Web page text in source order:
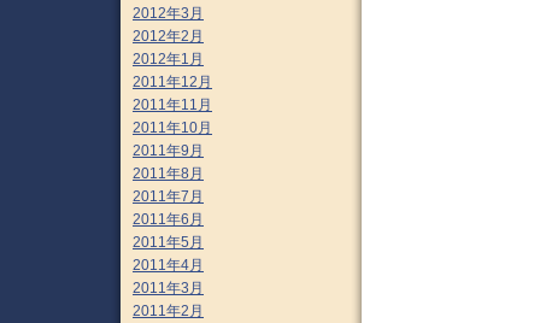
2012年3月
2012年2月
2012年1月
2011年12月
2011年11月
2011年10月
2011年9月
2011年8月
2011年7月
2011年6月
2011年5月
2011年4月
2011年3月
2011年2月